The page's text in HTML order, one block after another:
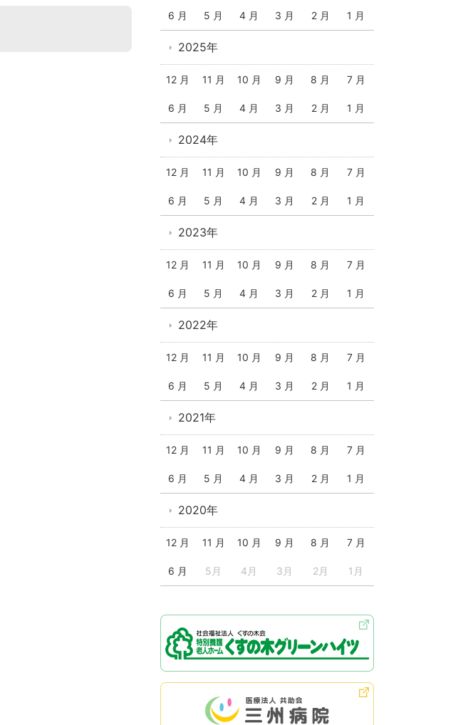
6 月 5 月 4 月 3 月 2 月 1 月
2025年
12 月 11 月 10 月 9 月 8 月 7 月
6 月 5 月 4 月 3 月 2 月 1 月
2024年
12 月 11 月 10 月 9 月 8 月 7 月
6 月 5 月 4 月 3 月 2 月 1 月
2023年
12 月 11 月 10 月 9 月 8 月 7 月
6 月 5 月 4 月 3 月 2 月 1 月
2022年
12 月 11 月 10 月 9 月 8 月 7 月
6 月 5 月 4 月 3 月 2 月 1 月
2021年
12 月 11 月 10 月 9 月 8 月 7 月
6 月 5 月 4 月 3 月 2 月 1 月
2020年
12 月 11 月 10 月 9 月 8 月 7 月
6 月 5月 4月 3月 2月 1月